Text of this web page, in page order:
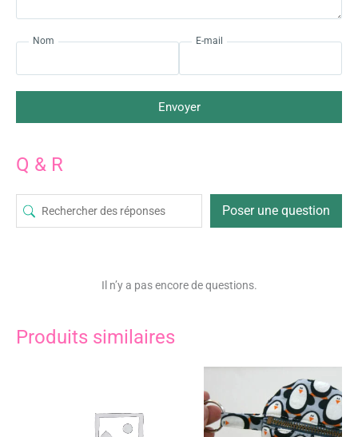
Nom E-mail
Envoyer
Q & R
Poser une question
Il n’y a pas encore de questions.
Produits similaires